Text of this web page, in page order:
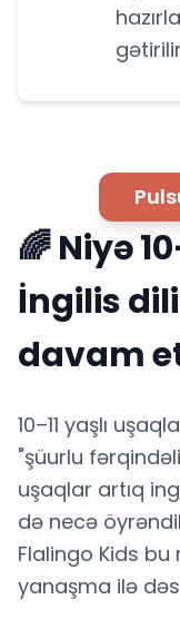
🌈 Niyə
İngilis
davam
10–11 yaşlı
"şüurlu
uşaqlar artıq
də necə
Flalingo Kids
yanaşma ilə